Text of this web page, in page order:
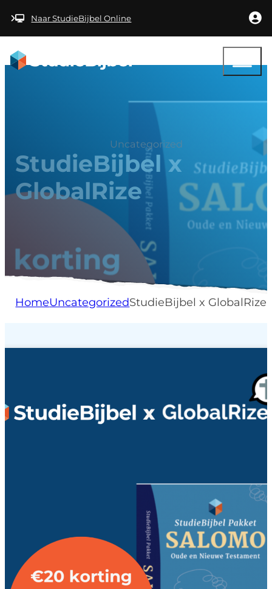
Naar StudieBijbel Online
Uncategorized
StudieBijbel x
GlobalRize
HomeUncategorizedStudieBijbel x GlobalRize